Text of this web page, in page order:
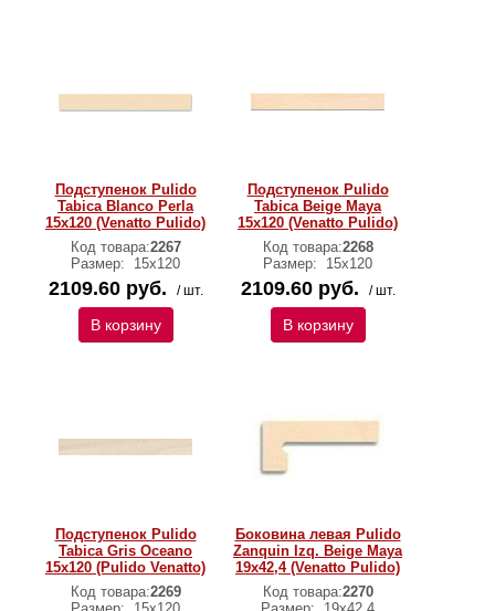
Подступенок Pulido
Tabica Blanco Perla
15х120 (Venatto Pulido)
Код товара:2267
Размер:
15х120
2109.60 руб. / шт.
В корзину
Подступенок Pulido
Tabica Beige Maya
15х120 (Venatto Pulido)
Код товара:2268
Размер:
15х120
2109.60 руб. / шт.
В корзину
Подступенок Pulido
Tabica Gris Oceano
15х120 (Pulido Venatto)
Код товара:2269
Боковина левая Pulido
Zanquin Izq. Beige Maya
19х42,4 (Venatto Pulido)
Код товара:2270